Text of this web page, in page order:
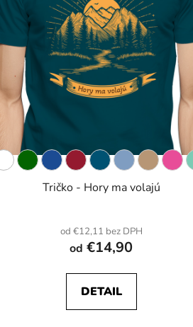
Tričko - Hory ma volajú
od €12,11 bez DPH
od €14,90
DETAIL